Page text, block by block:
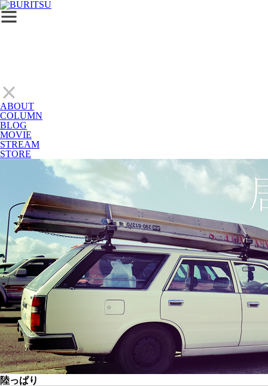
ABOUT
COLUMN
BLOG
MOVIE
STREAM
STORE
陸っぱり